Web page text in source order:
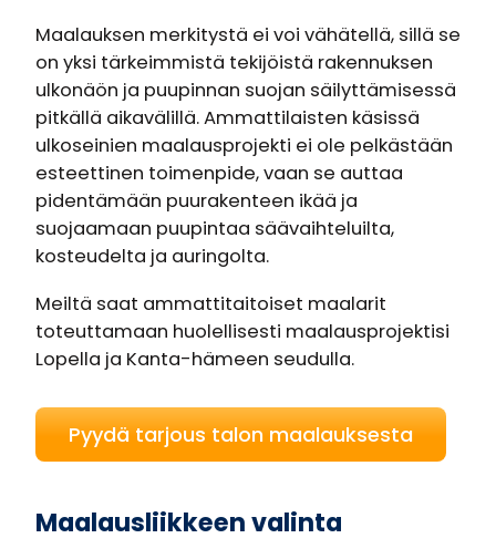
Maalauksen merkitystä ei voi vähätellä, sillä se
on yksi tärkeimmistä tekijöistä rakennuksen
ulkonäön ja puupinnan suojan säilyttämisessä
pitkällä aikavälillä. Ammattilaisten käsissä
ulkoseinien maalausprojekti ei ole pelkästään
esteettinen toimenpide, vaan se auttaa
pidentämään puurakenteen ikää ja
suojaamaan puupintaa säävaihteluilta,
kosteudelta ja auringolta.
Meiltä saat ammattitaitoiset maalarit
toteuttamaan huolellisesti maalausprojektisi
Lopella ja Kanta-hämeen seudulla.
Pyydä tarjous talon maalauksesta
Maalausliikkeen valinta